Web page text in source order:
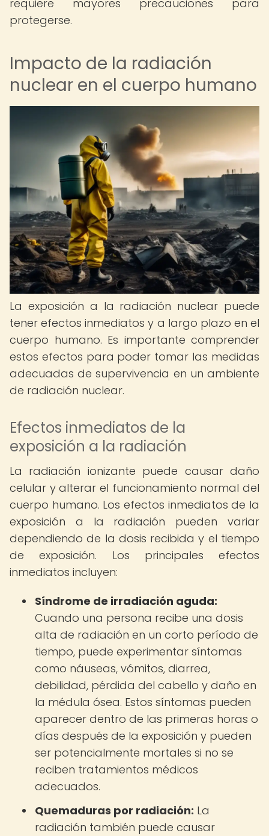
requiere mayores precauciones para
protegerse.
Impacto de la radiación
nuclear en el cuerpo humano
La exposición a la radiación nuclear puede
tener efectos inmediatos y a largo plazo en el
cuerpo humano. Es importante comprender
estos efectos para poder tomar las medidas
adecuadas de supervivencia en un ambiente
de radiación nuclear.
Efectos inmediatos de la
exposición a la radiación
La radiación ionizante puede causar daño
celular y alterar el funcionamiento normal del
cuerpo humano. Los efectos inmediatos de la
exposición a la radiación pueden variar
dependiendo de la dosis recibida y el tiempo
de exposición. Los principales efectos
inmediatos incluyen:
Síndrome de irradiación aguda:
Cuando una persona recibe una dosis
alta de radiación en un corto período de
tiempo, puede experimentar síntomas
como náuseas, vómitos, diarrea,
debilidad, pérdida del cabello y daño en
la médula ósea. Estos síntomas pueden
aparecer dentro de las primeras horas o
días después de la exposición y pueden
ser potencialmente mortales si no se
reciben tratamientos médicos
adecuados.
Quemaduras por radiación: La
radiación también puede causar